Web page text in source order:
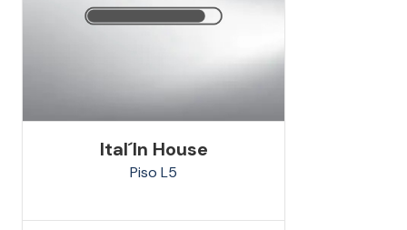
Ital´in House
Piso L5